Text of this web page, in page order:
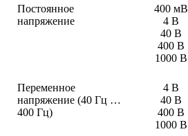
Постоянное
напряжение
400 мВ
4 В
40 В
400 В
1000 В
Переменное
напряжение (40 Гц …
400 Гц)
4 В
40 В
400 В
1000 В